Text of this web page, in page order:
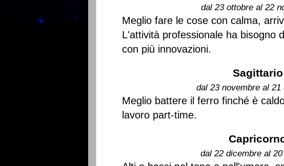
dal 23 ottobre al 22
Meglio fare le cose con calma,
L'attività professionale ha bisogno
con più innovazioni.
Sagittario
dal 23 novembre al 21
Meglio battere il ferro finché è
lavoro part-time.
dal 22 dicembre al